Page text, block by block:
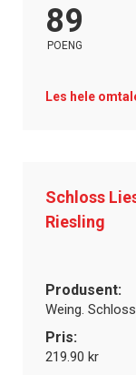
89
POENG
Les hele
Schloss
Riesling
Produsent:
Weing.
Pris:
219.90 kr